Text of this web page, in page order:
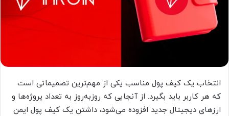
انتخاب یک کیف پول مناسب یکی از مهم‌ترین تصمیماتی است
که هر کاربر باید بگیرد. از آنجایی که روزبه‌روز به تعداد پروژه‌ها و
ارزهای دیجیتال جدید افزوده می‌شود، داشتن یک کیف پول ایمن